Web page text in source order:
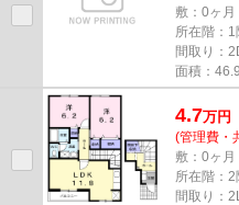
敷：0ヶ月
所在階：1
間取り：
面積：
4.7万円
(管理費・
敷：0ヶ月
所在階：2
間取り：